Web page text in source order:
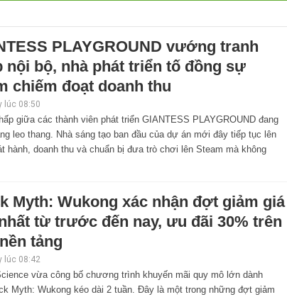
PLAYGROUND vướng tranh
nội bộ, nhà phát triển tố đồng sự
chiếm đoạt doanh thu
lúc 08:50
giữa các thành viên phát triển GIANTESS PLAYGROUND đang
leo thang. Nhà sáng tạo ban đầu của dự án mới đây tiếp tục lên
doanh thu và chuẩn bị đưa trò chơi lên Steam mà không
Myth: Wukong xác nhận đợt giảm giá
từ trước đến nay, ưu đãi 30% trên
tảng
lúc 08:42
vừa công bố chương trình khuyến mãi quy mô lớn dành
Myth: Wukong kéo dài 2 tuần. Đây là một trong những đợt giảm